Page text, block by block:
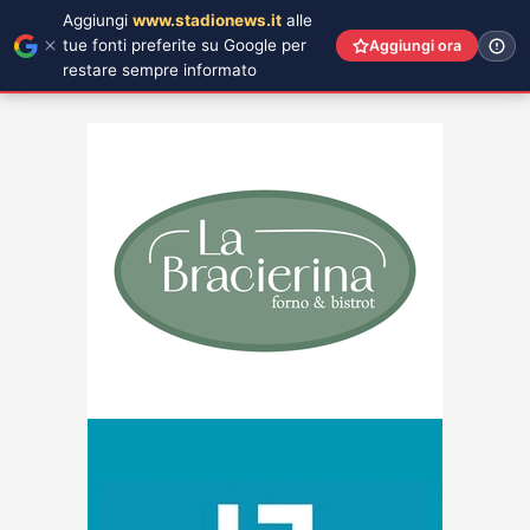
Aggiungi www.stadionews.it alle
tue fonti preferite su Google per
restare sempre informato
Aggiungi ora